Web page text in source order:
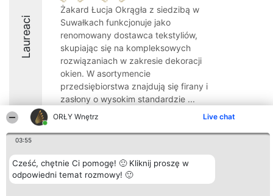
ORŁY Wnętrz Live chat
03:55
Cześć, chętnie Ci pomogę! 🙂 Kliknij proszę w
odpowiedni temat rozmowy! 🙂
Laureaci
Żakard Łucja Okrągła z siedzibą w
Suwałkach funkcjonuje jako
renomowany dostawca tekstyliów,
skupiając się na kompleksowych
rozwiązaniach w zakresie dekoracji
okien. W asortymencie
przedsiębiorstwa znajdują się firany i
zasłony o wysokim standardzie ...
8.5
Organizator plebiscytu
Bright Side Solutions sp. z o.
o. sp. k.
Plebiscyt
Laureaci
Lista
Kontakt